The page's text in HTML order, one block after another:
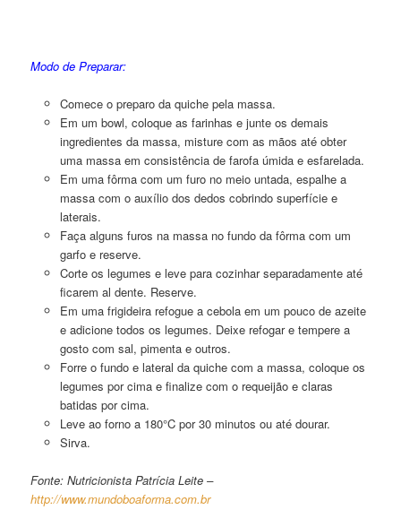
Modo de Preparar:
Comece o preparo da quiche pela massa.
Em um bowl, coloque as farinhas e junte os demais
ingredientes da massa, misture com as mãos até obter
uma massa em consistência de farofa úmida e esfarelada.
Em uma fôrma com um furo no meio untada, espalhe a
massa com o auxílio dos dedos cobrindo superfície e
laterais.
Faça alguns furos na massa no fundo da fôrma com um
garfo e reserve.
Corte os legumes e leve para cozinhar separadamente até
ficarem al dente. Reserve.
Em uma frigideira refogue a cebola em um pouco de azeite
e adicione todos os legumes. Deixe refogar e tempere a
gosto com sal, pimenta e outros.
Forre o fundo e lateral da quiche com a massa, coloque os
legumes por cima e finalize com o requeijão e claras
batidas por cima.
Leve ao forno a 180°C por 30 minutos ou até dourar.
Sirva.
Fonte: Nutricionista Patrícia Leite –
http://www.mundoboaforma.com.br